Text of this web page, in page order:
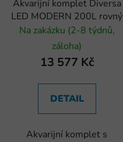
Akvarijní komplet Diversa
LED MODERN 200L rovný
Na zakázku (2-8 týdnů,
záloha)
13 577 Kč
DETAIL
Akvarijní komplet s